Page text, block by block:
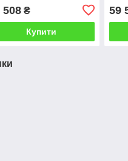
без
ABC
508₴
Купити
59